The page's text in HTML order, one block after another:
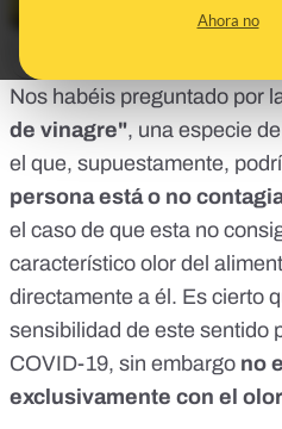
Ahora no
Nos habéis preguntado por
de vinagre", una especie
el que, supuestamente,
persona está o no
el caso de que esta no
característico olor del
directamente a él. Es cierto
sensibilidad de este sentido
COVID-19, sin embargo no
exclusivamente con el